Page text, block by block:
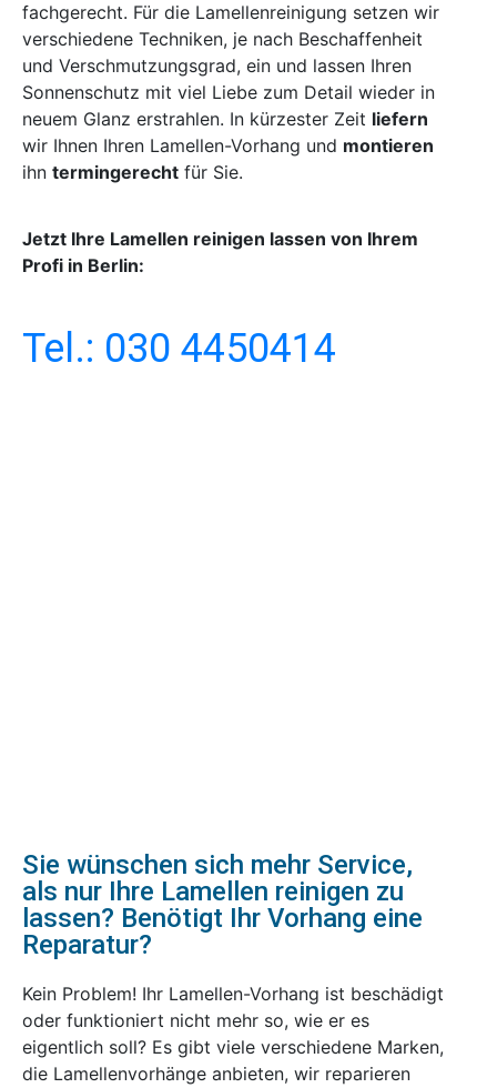
fachgerecht. Für die Lamellenreinigung setzen wir
verschiedene Techniken, je nach Beschaffenheit
und Verschmutzungsgrad, ein und lassen Ihren
Sonnenschutz mit viel Liebe zum Detail wieder in
neuem Glanz erstrahlen. In kürzester Zeit liefern
wir Ihnen Ihren Lamellen-Vorhang und montieren
ihn termingerecht für Sie.
Jetzt Ihre Lamellen reinigen lassen von Ihrem
Profi in Berlin:
Tel.: 030 4450414
Sie wünschen sich mehr Service,
als nur Ihre Lamellen reinigen zu
lassen? Benötigt Ihr Vorhang eine
Reparatur?
Kein Problem! Ihr Lamellen-Vorhang ist beschädigt
oder funktioniert nicht mehr so, wie er es
eigentlich soll? Es gibt viele verschiedene Marken,
die Lamellenvorhänge anbieten, wir reparieren